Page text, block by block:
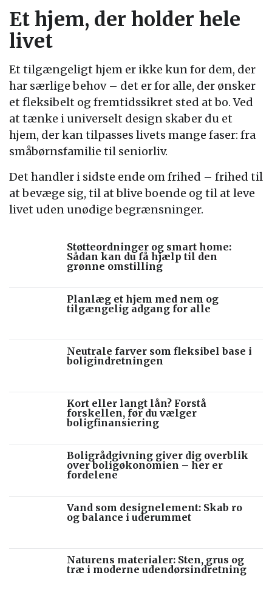
Et hjem, der holder hele
livet
Et tilgængeligt hjem er ikke kun for dem, der
har særlige behov – det er for alle, der ønsker
et fleksibelt og fremtidssikret sted at bo. Ved
at tænke i universelt design skaber du et
hjem, der kan tilpasses livets mange faser: fra
småbørnsfamilie til seniorliv.
Det handler i sidste ende om frihed – frihed til
at bevæge sig, til at blive boende og til at leve
livet uden unødige begrænsninger.
Støtteordninger og smart home:
Sådan kan du få hjælp til den
grønne omstilling
Planlæg et hjem med nem og
tilgængelig adgang for alle
Neutrale farver som fleksibel base i
boligindretningen
Kort eller langt lån? Forstå
forskellen, før du vælger
boligfinansiering
Boligrådgivning giver dig overblik
over boligøkonomien – her er
fordelene
Vand som designelement: Skab ro
og balance i uderummet
Naturens materialer: Sten, grus og
træ i moderne udendørsindretning